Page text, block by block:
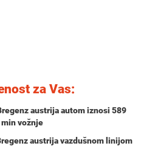
za Vas:
austrija autom iznosi 589
minvožnje
austrija vazdušnom linijom